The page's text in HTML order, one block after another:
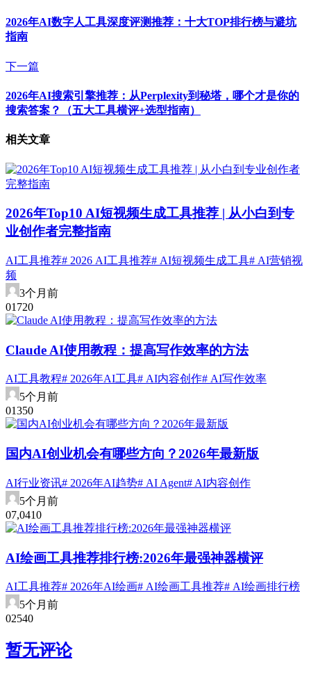
2026年AI数字人工具深度评测推荐：十大TOP排行榜与避坑
指南
下一篇
2026年AI搜索引擎推荐：从Perplexity到秘塔，哪个才是你的
搜索答案？（五大工具横评+选型指南）
相关文章
2026年Top10 AI短视频生成工具推荐 | 从小白到专
业创作者完整指南
AI工具推荐# 2026 AI工具推荐# AI短视频生成工具# AI营销视
频
3个月前
01720
Claude AI使用教程：提高写作效率的方法
AI工具教程# 2026年AI工具# AI内容创作# AI写作效率
5个月前
01350
国内AI创业机会有哪些方向？2026年最新版
AI行业资讯# 2026年AI趋势# AI Agent# AI内容创作
5个月前
07,0410
AI绘画工具推荐排行榜:2026年最强神器横评
AI工具推荐# 2026年AI绘画# AI绘画工具推荐# AI绘画排行榜
5个月前
02540
暂无评论